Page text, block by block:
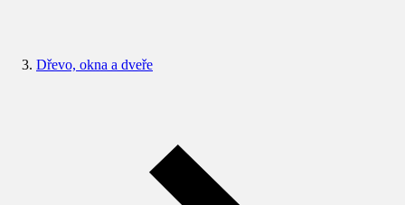
Dřevo, okna a dveře